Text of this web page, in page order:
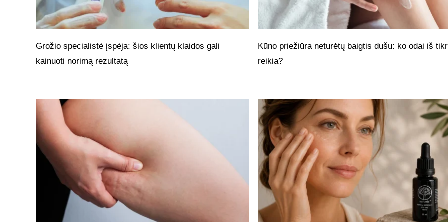
Grožio specialistė įspėja: šios klientų klaidos gali
kainuoti norimą rezultatą
Kūno priežiūra neturėtų baigtis dušu: ko odai iš
reikia?